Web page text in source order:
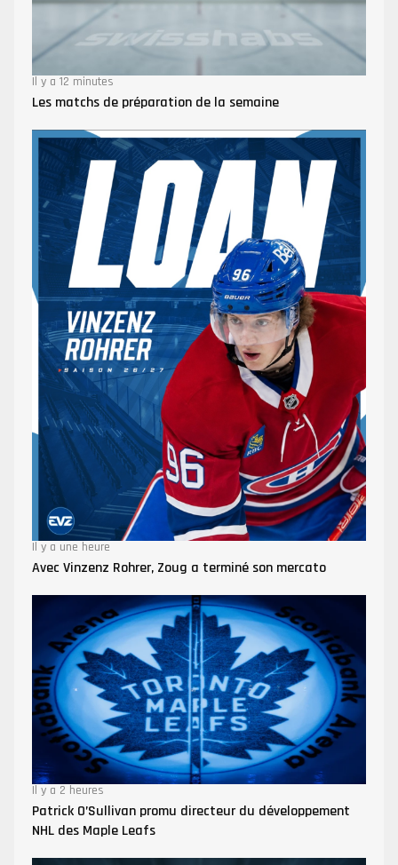
Il y a 12 minutes
Les matchs de préparation de la semaine
Il y a une heure
Avec Vinzenz Rohrer, Zoug a terminé son mercato
Il y a 2 heures
Patrick O’Sullivan promu directeur du développement
NHL des Maple Leafs